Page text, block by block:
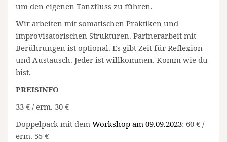
um den eigenen Tanzfluss zu führen.
Wir arbeiten mit somatischen Praktiken und
improvisatorischen Strukturen. Partnerarbeit mit
Berührungen ist optional. Es gibt Zeit für Reflexion
und Austausch. Jeder ist willkommen. Komm wie du
bist.
PREISINFO
33 € / erm. 30 €
Doppelpack mit dem Workshop am 09.09.2023: 60 € /
erm. 55 €